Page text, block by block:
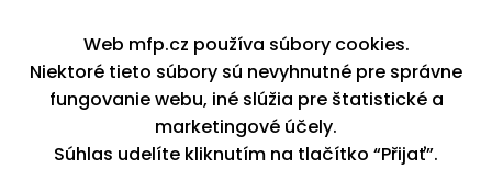
K stiahnutiu
Blog
Kontakt
Kariéra
XML feed
Web mfp.cz používa súbory cookies.
Niektoré tieto súbory sú nevyhnutné pre správne
fungovanie webu, iné slúžia pre štatistické a
marketingové účely.
Súhlas udelíte kliknutím na tlačítko “Přijať”.